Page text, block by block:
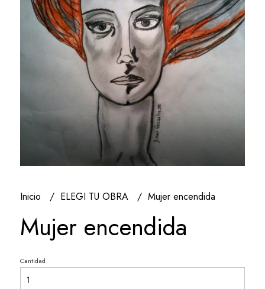
Inicio ELEGI TU OBRA Mujer encendida
Mujer encendida
Cantidad